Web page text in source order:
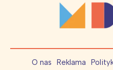
O nas Reklama